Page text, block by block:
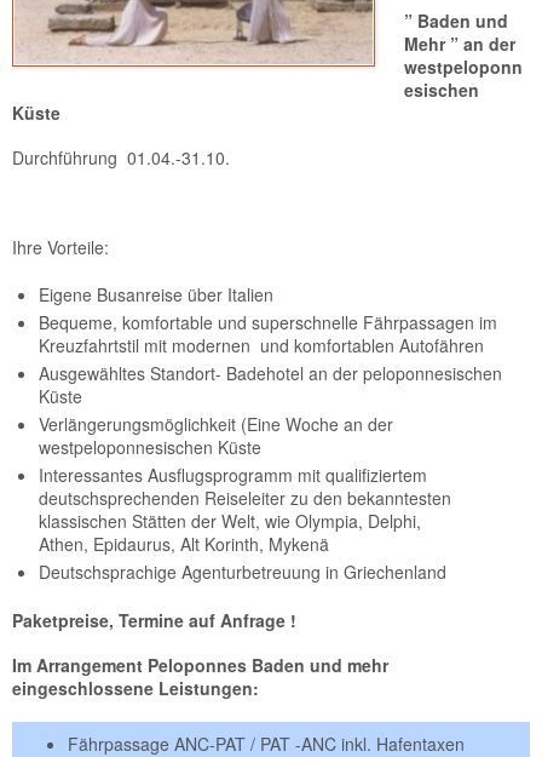
” Baden und
Mehr ” an der
westpeloponn
esischen
Küste
Durchführung 01.04.-31.10.
Ihre Vorteile:
Eigene Busanreise über Italien
Bequeme, komfortable und superschnelle Fährpassagen im
Kreuzfahrtstil mit modernen und komfortablen Autofähren
Ausgewähltes Standort- Badehotel an der peloponnesischen
Küste
Verlängerungsmöglichkeit (Eine Woche an der
westpeloponnesischen Küste
Interessantes Ausflugsprogramm mit qualifiziertem
deutschsprechenden Reiseleiter zu den bekanntesten
klassischen Stätten der Welt, wie Olympia, Delphi,
Athen, Epidaurus, Alt Korinth, Mykenä
Deutschsprachige Agenturbetreuung in Griechenland
Paketpreise, Termine auf Anfrage !
Im Arrangement Peloponnes Baden und mehr
eingeschlossene Leistungen:
Fährpassage ANC-PAT / PAT -ANC inkl. Hafentaxen